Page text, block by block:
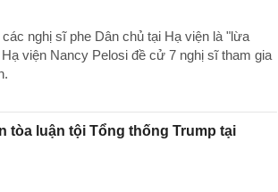
nghị sĩ phe Dân chủ tại Hạ viện là "lừa
viện Nancy Pelosi đề cử 7 nghị sĩ tham gia
tòa luận tội Tổng thống Trump tại